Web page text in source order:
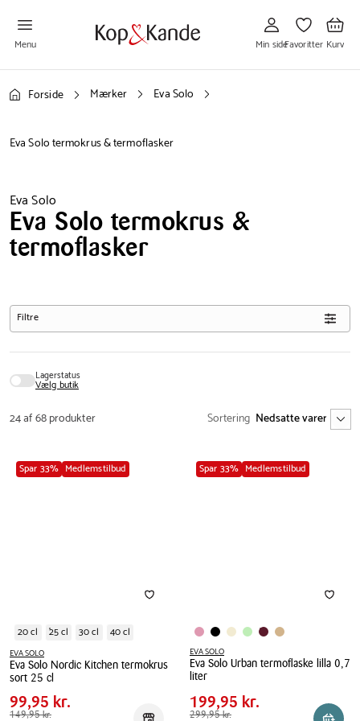
Menu
til
Min
side
Min side
til
Favoritter
Favoritter
til
Kurv
Kurv
Forside Mærker Eva Solo
Eva Solo termokrus & termoflasker
Eva Solo
Eva Solo termokrus &
termoflasker
Filtre
Lagerstatus
Vælg butik
24 af 68 produkter Sortering
Spar 33% Medlemstilbud
20 cl 25 cl 30 cl 40 cl
EVA SOLO
Eva Solo Nordic Kitchen termokrus
sort 25 cl
Eva
Pris
tabel
Pris
99,95 kr.
Spar
50,00 kr.
99,95 kr.
149,95 kr.
Spar 33% Medlemstilbud
EVA SOLO
Eva Solo Urban termoflaske lilla 0,7
liter
Eva
Solo
Pris
Pris
199,95 kr.
Spar
100,00 kr.
199,95 kr.
299,95 kr.